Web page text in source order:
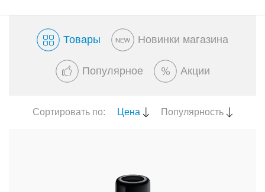
Товары Новинки магазина
Популярное Акции
Сортировать по: Цена Популярность